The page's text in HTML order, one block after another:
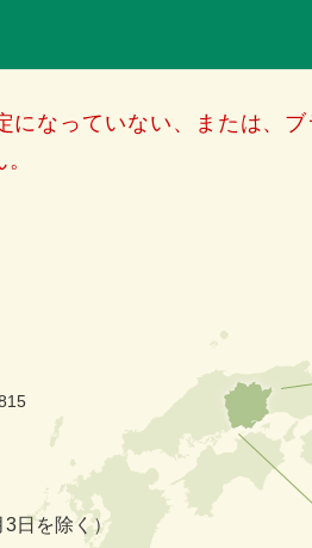
なっていない、または、
3日を除く）